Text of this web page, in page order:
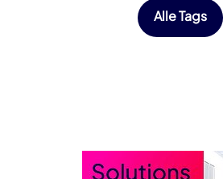
Alle Tags